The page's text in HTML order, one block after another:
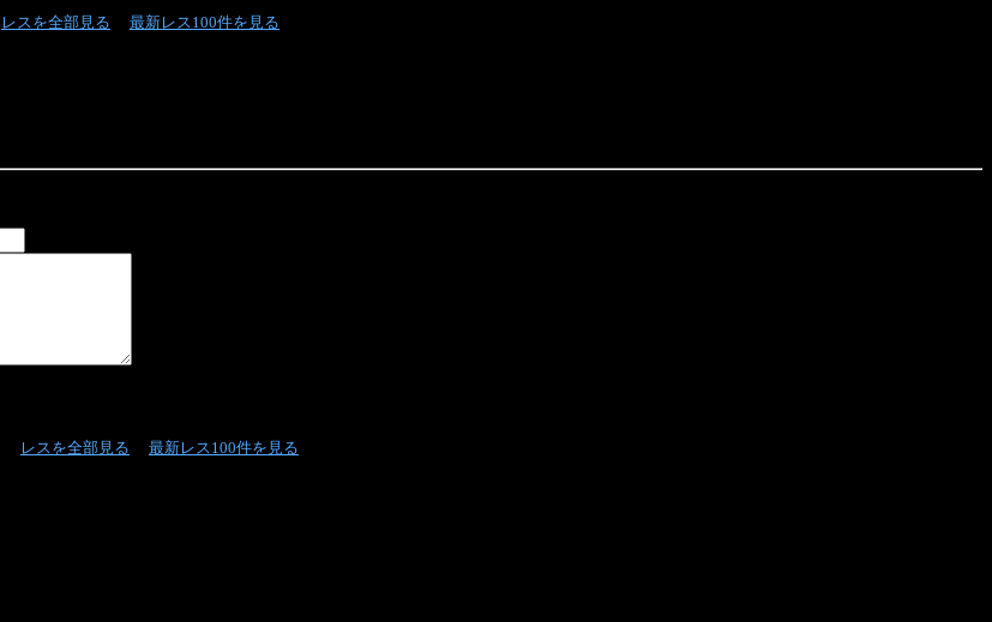
レスを全部見る 最新レス100件を見る
レスを全部見る 最新レス100件を見る